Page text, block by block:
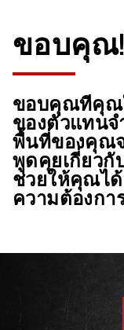
ขอบคุณ!
ขอบคุณที่คุณ
ของตัวแทน
พื้นที่ของคุณ
พูดคุยเกี่ยวกั
ช่วยให้คุณไ
ความต้องก